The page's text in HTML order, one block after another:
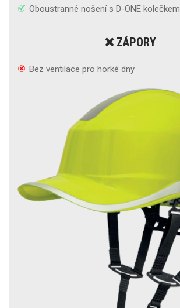
Oboustranné nošení s D-ONE kolečkem
❌ ZÁPORY
Bez ventilace pro horké dny